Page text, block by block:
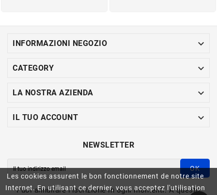
Les cookies assurent le bon fonctionnement de notre site
Internet. En utilisant ce dernier, vous acceptez l'utilisation
INFORMAZIONI NEGOZIO 
CATEGORY 
LA NOSTRA AZIENDA 
IL TUO ACCOUNT 
NEWSLETTER
OK
Puoi annullare l'iscrizione in ogni momenti. A questo